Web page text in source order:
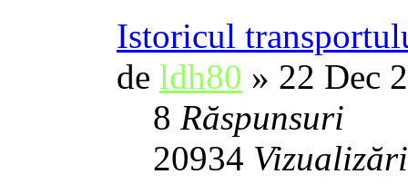
Istoricul
de ldh80 » 22 Dec
8 Răspunsuri
20934 Vizualizări